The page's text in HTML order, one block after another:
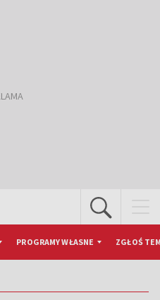
PROGRAMY WŁASNE ZGŁOŚ